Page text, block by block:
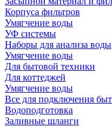
Корпуса фильтров
Умягчение воды
УФ системы
Наборы для анализа воды
Умягчение воды
Для бытовой техники
Для коттеджей
Умягчение воды
Все для подключения
Водоподготовка
Заливные шланги